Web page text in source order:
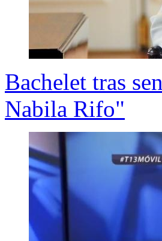
Bachelet tras
Nabila Rifo"